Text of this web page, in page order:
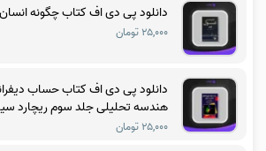
دانلود پی دی اف کتاب چگونه
۲۵,۰۰۰ تومان
دانلود پی دی اف کتاب حساب
هندسه تحلیلی جلد سوم ریچارد
۲۵,۰۰۰ تومان